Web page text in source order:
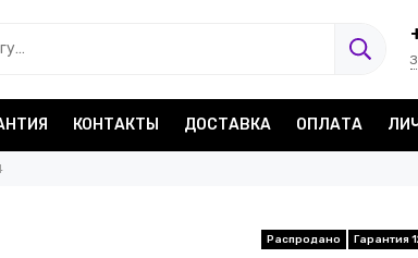
КОНТАКТЫ ДОСТАВКА ОПЛАТА
Распродано Гарантия